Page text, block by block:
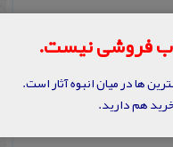
فروشی نیست.
ها در میان انبوه آثار است.
هم دارید.